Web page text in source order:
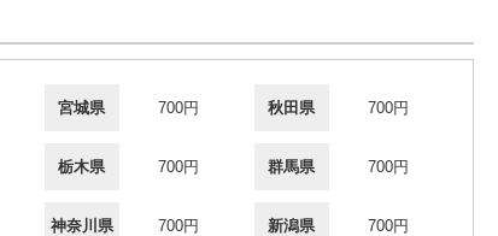
宮城県 700円 秋田県 700円
栃木県 700円 群馬県 700円
神奈川県 700円 新潟県 700円